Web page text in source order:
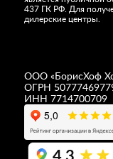
437 ГК РФ. Для
дилерские центры.
ООО «БорисХоф
ОГРН
ИНН 7714700709